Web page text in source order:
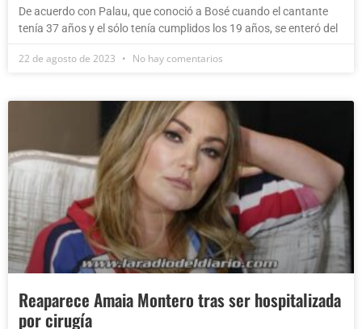
De acuerdo con Palau, que conoció a Bosé cuando el cantante
tenía 37 años y el sólo tenía cumplidos los 19 años, se enteró del
22 de agosto de 2023 No hay comentarios
Reaparece Amaia Montero tras ser hospitalizada
por cirugía